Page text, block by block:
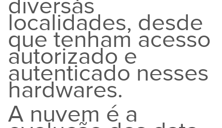
diversas
localidades, desde
que tenham acesso
autorizado e
autenticado nesses
hardwares.
A nuvem é a